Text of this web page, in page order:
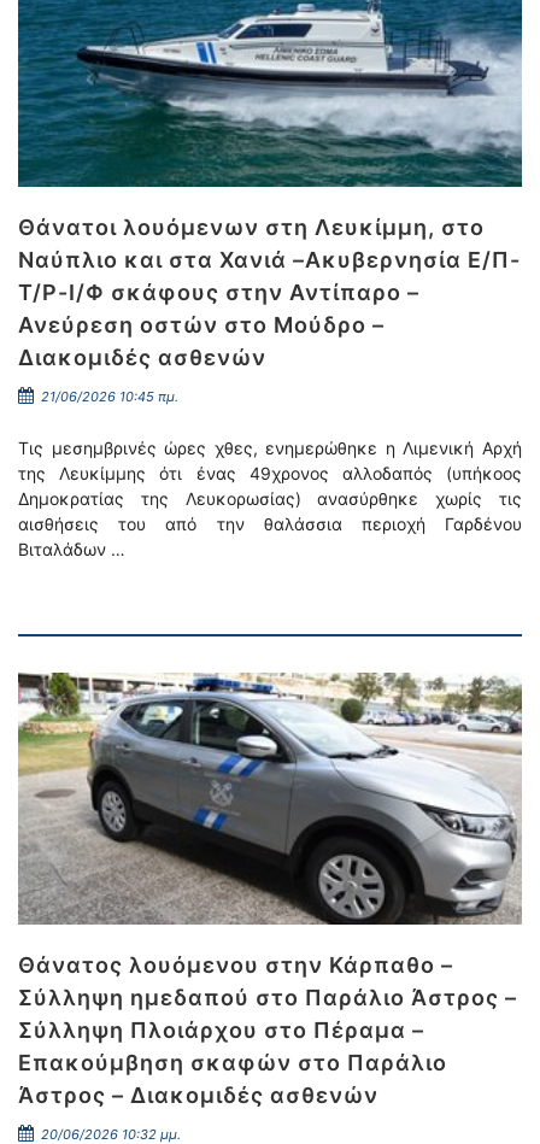
Θάνατοι λουόμενων στη Λευκίμμη, στο
Ναύπλιο και στα Χανιά –Ακυβερνησία Ε/Π-
Τ/Ρ-Ι/Φ σκάφους στην Αντίπαρο –
Ανεύρεση οστών στο Μούδρο –
Διακομιδές ασθενών
21/06/2026 10:45 πμ.
Τις μεσημβρινές ώρες χθες, ενημερώθηκε η Λιμενική Αρχή
της Λευκίμμης ότι ένας 49χρονος αλλοδαπός (υπήκοος
Δημοκρατίας της Λευκορωσίας) ανασύρθηκε χωρίς τις
αισθήσεις του από την θαλάσσια περιοχή Γαρδένου
Βιταλάδων …
Θάνατος λουόμενου στην Κάρπαθο –
Σύλληψη ημεδαπού στο Παράλιο Άστρος –
Σύλληψη Πλοιάρχου στο Πέραμα –
Επακούμβηση σκαφών στο Παράλιο
Άστρος – Διακομιδές ασθενών
20/06/2026 10:32 μμ.